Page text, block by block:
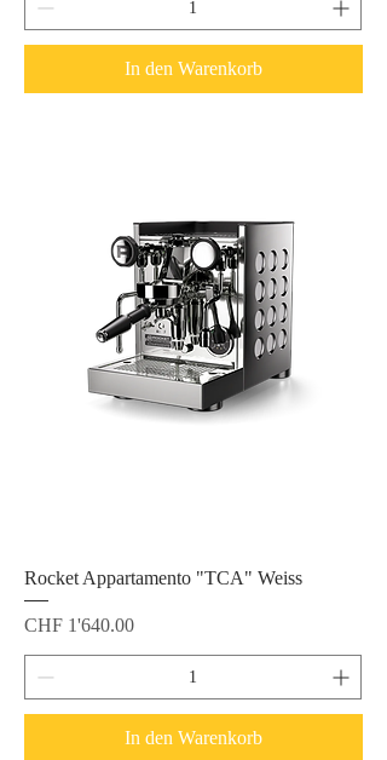
In den Warenkorb
Rocket Appartamento "TCA" Weiss
Preis
CHF 1'640.00
In den Warenkorb